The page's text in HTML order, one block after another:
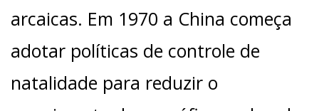
arcaicas. Em 1970 a China começa
adotar políticas de controle de
natalidade para reduzir o